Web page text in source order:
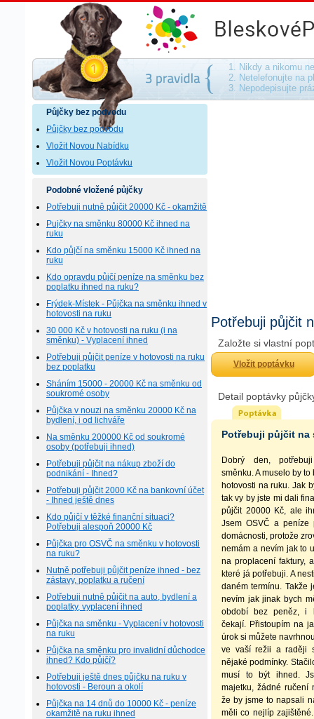
Půjčky bez podvodu - na směnku, bez
1. Nikdy a nikomu
2. Netelefonujte na
3. Nepodepisujte
Půjčky bez podvodu
Půjčky bez podvodu
Vložit Novou Nabídku
Vložit Novou Poptávku
Podobné vložené půjčky
Potřebuji nutně půjčit 20000 Kč - okamžitě
Pujčky na směnku 80000 Kč ihned na
ruku
Kdo půjčí na směnku 15000 Kč ihned na
ruku
Kdo opravdu půjčí peníze na směnku bez
poplatku ihned na ruku?
Frýdek-Místek - Půjčka na směnku ihned v
hotovosti na ruku
30 000 Kč v hotovosti na ruku (i na
směnku) - Vyplacení ihned
Potřebuji půjčit peníze v hotovosti na ruku
bez poplatku
Sháním 15000 - 20000 Kč na směnku od
soukromé osoby
Půjčka v nouzi na směnku 20000 Kč na
bydlení, i od lichváře
Na směnku 200000 Kč od soukromé
osoby (potřebuji ihned)
Potřebuji půjčit na nákup zboží do
podnikání - Ihned?
Potřebuji půjčit 2000 Kč na bankovní účet
- Ihned ještě dnes
Kdo půjčí v těžké finanční situaci?
Potřebuji alespoň 20000 Kč
Půjčka pro OSVČ na směnku v hotovosti
na ruku?
Nutně potřebuji půjčit peníze ihned - bez
zástavy, poplatku a ručení
Potřebuji nutně půjčit na auto, bydlení a
poplatky, vyplacení ihned
Půjčka na směnku - Vyplacení v hotovosti
na ruku
Půjčka na směnku pro invalidní důchodce
ihned? Kdo půjčí?
Potřebuji ještě dnes půjčku na ruku v
hotovosti - Beroun a okolí
Půjčka na 14 dnů do 10000 Kč - peníze
okamžitě na ruku ihned
Potřebuji půjčit
Založte si vlastní
Vložit poptávku
Detail poptávky
Potřebuji půjčit na
Dobrý den,
směnku. A muselo by
hotovosti na ruku. Jak
tak vy by jste mi dali
půjčit 20000 Kč, ale
Jsem OSVČ a peníze
domácnosti, protože
nemám a nevím jak to
na proplacení faktury,
které já potřebuji. A
daném termínu. Takže
nevím jak jinak bych
období bez peněz, i
čekají. Přistoupím na
úrok si můžete
ve vaší režii a raději
nějaké podmínky.
musí to být ihned.
majetku, žádné ručení
že by jsme to napsali
měli co nejlíp